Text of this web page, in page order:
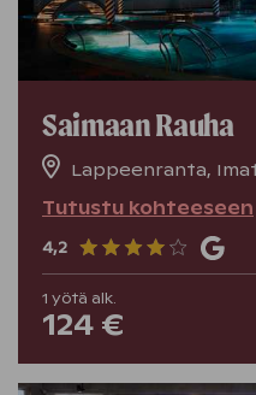
Saimaan Rauha
Lappeenranta,
Tutustu kohteeseen
4,2
1 yötä alk.
124 €